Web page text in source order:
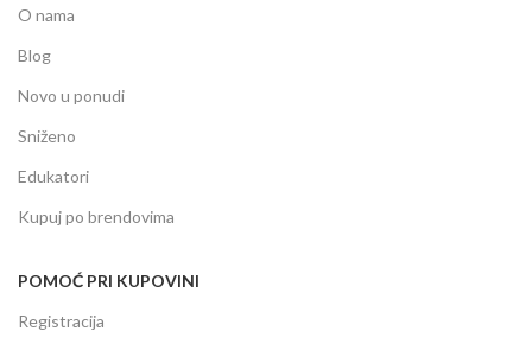
O nama
Blog
Novo u ponudi
Sniženo
Edukatori
Kupuj po brendovima
POMOĆ PRI KUPOVINI
Registracija